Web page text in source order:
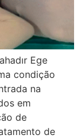
Ege
condição
na
em
de
de